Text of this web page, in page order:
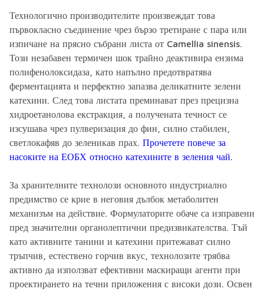
Технологично производителите произвеждат това
първокласно съединение чрез бързо третиране с пара или
изпичане на прясно събрани листа от Camellia sinensis.
Този незабавен термичен шок трайно деактивира ензима
полифенолоксидаза, като напълно предотвратява
ферментацията и перфектно запазва деликатните зелени
катехини. След това листата преминават през прецизна
хидроетанолова екстракция, а получената течност се
изсушава чрез пулверизация до фин, силно стабилен,
светлокафяв до зеленикав прах. Прочетете повече за
насоките на ЕОБХ относно катехините в зеления чай.
За хранителните технолози основното индустриално
предимство се крие в неговия дълбок метаболитен
механизъм на действие. Формулаторите обаче са изправени
пред значителни органолептични предизвикателства. Тъй
като активните танини и катехини притежават силно
тръпчив, естествено горчив вкус, технолозите трябва
активно да използват ефективни маскиращи агенти при
проектирането на течни приложения с високи дози. Освен